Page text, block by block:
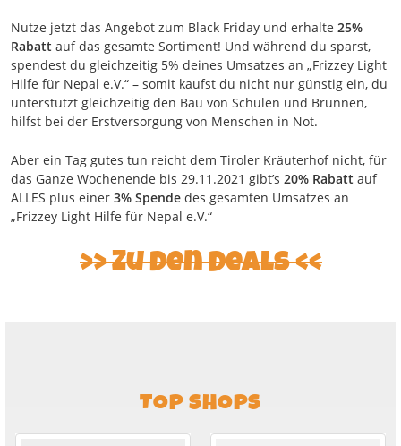
Nutze jetzt das Angebot zum Black Friday und erhalte 25%
Rabatt auf das gesamte Sortiment! Und während du sparst,
spendest du gleichzeitig 5% deines Umsatzes an „Frizzey Light
Hilfe für Nepal e.V.“ – somit kaufst du nicht nur günstig ein, du
unterstützt gleichzeitig den Bau von Schulen und Brunnen,
hilfst bei der Erstversorgung von Menschen in Not.
Aber ein Tag gutes tun reicht dem Tiroler Kräuterhof nicht, für
das Ganze Wochenende bis 29.11.2021 gibt’s 20% Rabatt auf
ALLES plus einer 3% Spende des gesamten Umsatzes an
„Frizzey Light Hilfe für Nepal e.V.“
Zu den Deals
TOP SHOPS